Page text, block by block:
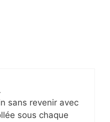
sans revenir avec
sous chaque